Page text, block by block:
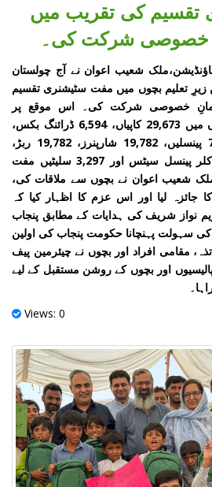
کی تقریب میں
خصوصی شرکت کی۔
شعیب اعوان نے آج چولستان
زیرِ تعلیم بچوں میں مفت سٹیشنری تقسیم
خصوصی شرکت کی۔ اس موقع پر
چیئرمین پیف نے 3297 بچوں میں 29,673 کاپیاں، 6,594 ڈرائنگ بکس،
3,297 سکول بیگز، 79,128 پینسلیں، 19,782 شارپنرز، 19,782 ربڑ،
6,594 سکیلز، 3,297 بارہ کلر پینسل سیٹس اور 3,297 سلیٹیں مفت
شعیب اعوان نے بچوں سے ملاقات کی،
جائزہ لیا اور اس عزم کا اظہار کیا کہ
نواز شریف کی ہدایات کے مطابق پنجاب
سہولت پہنچانا حکومت پنجاب کی اولین
مقامی افراد اور بچوں نے چیئرمین پیف
اور بچوں کے روشن مستقبل کے لیے
Views: 0